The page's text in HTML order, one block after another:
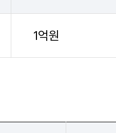
1억원